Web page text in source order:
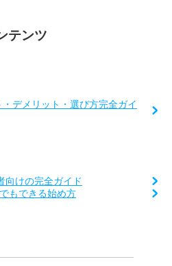
テンツ
デメリット・選び方完全ガイ
向けの完全ガイド
もできる始め方